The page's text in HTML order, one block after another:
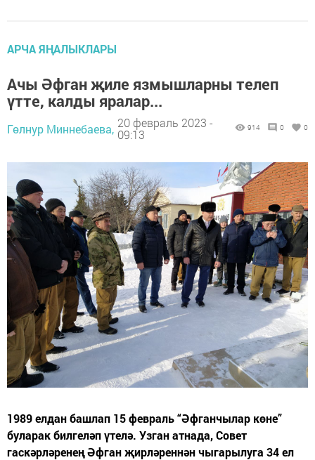
АРЧА ЯҢАЛЫКЛАРЫ
Ачы Әфган җиле язмышларны телеп
үтте, калды яралар...
Гөлнур Миннебаева, 20 февраль 2023 -
09:13
914 0 0
1989 елдан башлап 15 февраль “Әфганчылар көне”
буларак билгеләп үтелә. Узган атнада, Совет
гаскәрләренең Әфган җирләреннән чыгарылуга 34 ел